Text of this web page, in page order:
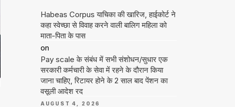
Habeas Corpus याचिका की खारिज, हाईकोर्ट ने
कहा स्वेच्छा से विवाह करने वाली बालिग महिला को
माता-पिता के पास
on
Pay scale के संबंध में सभी संशोधन/सुधार एक
सरकारी कर्मचारी के सेवा में रहने के दौरान किया
जाना चाहिए, रिटायर होने के 2 साल बाद पेंशन का
वसूली आदेश रद
AUGUST 4, 2026